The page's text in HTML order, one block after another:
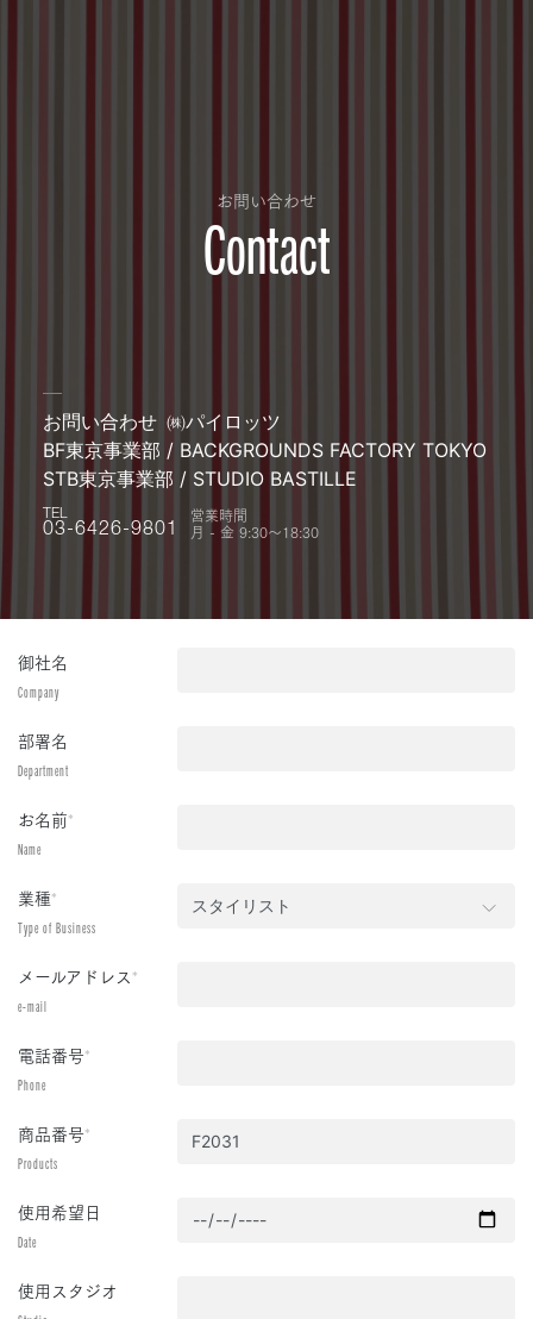
お問い合わせ
Contact
お問い合わせ ㈱パイロッツ
BF東京事業部 / BACKGROUNDS FACTORY TOKYO
STB東京事業部 / STUDIO BASTILLE
TEL
03-6426-9801
営業時間
月 - 金 9:30〜18:30
御社名
Company
部署名
Department
お名前*
Name
業種*
Type of Business
メールアドレス*
e-mail
電話番号*
Phone
商品番号*
Products
使用希望日
Date
使用スタジオ